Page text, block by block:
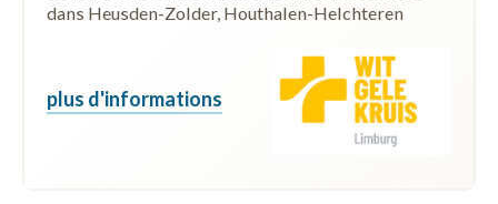
dans Heusden-Zolder, Houthalen-Helchteren
plus d'informations